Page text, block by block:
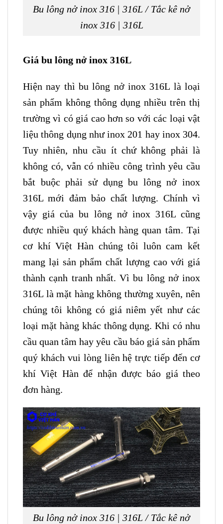
Bu lông nở inox 316 | 316L / Tắc kê nở
inox 316 | 316L
Giá bu lông nở inox 316L
Hiện nay thì bu lông nở inox 316L là loại
sản phẩm không thông dụng nhiều trên thị
trường vì có giá cao hơn so với các loại vật
liệu thông dụng như inox 201 hay inox 304.
Tuy nhiên, nhu cầu ít chứ không phải là
không có, vẫn có nhiều công trình yêu cầu
bắt buộc phải sử dụng bu lông nở inox
316L mới đảm bảo chất lượng. Chính vì
vậy giá của bu lông nở inox 316L cũng
được nhiều quý khách hàng quan tâm. Tại
cơ khí Việt Hàn chúng tôi luôn cam kết
mang lại sản phẩm chất lượng cao với giá
thành cạnh tranh nhất. Vì bu lông nở inox
316L là mặt hàng không thường xuyên, nên
chúng tôi không có giá niêm yết như các
loại mặt hàng khác thông dụng. Khi có nhu
cầu quan tâm hay yêu cầu báo giá sản phẩm
quý khách vui lòng liên hệ trực tiếp đến cơ
khí Việt Hàn để nhận được báo giá theo
đơn hàng.
Bu lông nở inox 316 | 316L / Tắc kê nở